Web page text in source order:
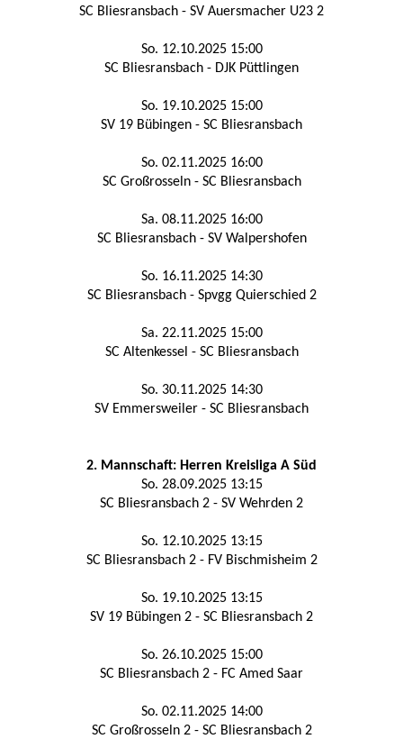
SC Bliesransbach - SV Auersmacher U23 2
So. 12.10.2025 15:00
SC Bliesransbach - DJK Püttlingen
So. 19.10.2025 15:00
SV 19 Bübingen - SC Bliesransbach
So. 02.11.2025 16:00
SC Großrosseln - SC Bliesransbach
Sa. 08.11.2025 16:00
SC Bliesransbach - SV Walpershofen
So. 16.11.2025 14:30
SC Bliesransbach - Spvgg Quierschied 2
Sa. 22.11.2025 15:00
SC Altenkessel - SC Bliesransbach
So. 30.11.2025 14:30
SV Emmersweiler - SC Bliesransbach
2. Mannschaft: Herren Kreisliga A Süd
So. 28.09.2025 13:15
SC Bliesransbach 2 - SV Wehrden 2
So. 12.10.2025 13:15
SC Bliesransbach 2 - FV Bischmisheim 2
So. 19.10.2025 13:15
SV 19 Bübingen 2 - SC Bliesransbach 2
So. 26.10.2025 15:00
SC Bliesransbach 2 - FC Amed Saar
So. 02.11.2025 14:00
SC Großrosseln 2 - SC Bliesransbach 2